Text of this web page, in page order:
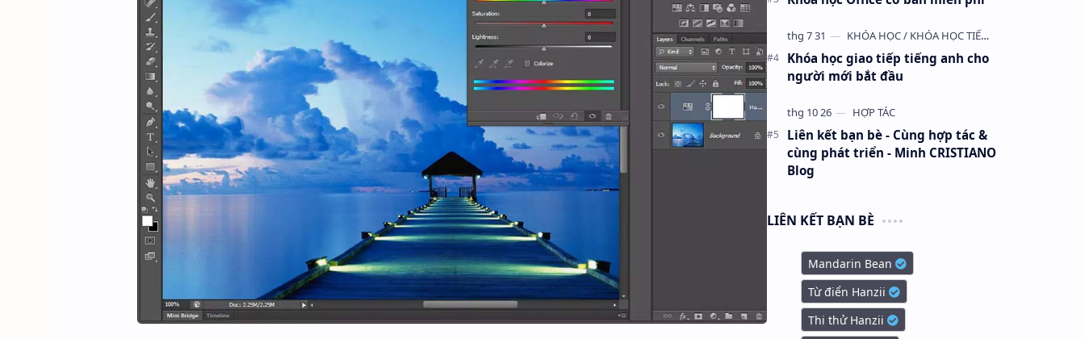
Khóa học giao tiếp tiếng anh cho
người mới bắt đầu
Liên kết bạn bè - Cùng hợp tác &
cùng phát triển - Minh CRISTIANO
Blog
LIÊN KẾT BẠN BÈ
Mandarin Bean
Từ điển Hanzii
Thi thử Hanzii